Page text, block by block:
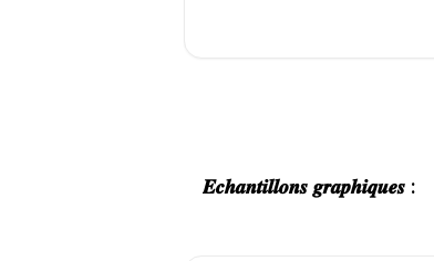
𝑬𝒄𝒉𝒂𝒏𝒕𝒊𝒍𝒍𝒐𝒏𝒔 𝒈𝒓𝒂𝒑𝒉𝒊𝒒𝒖𝒆𝒔 :